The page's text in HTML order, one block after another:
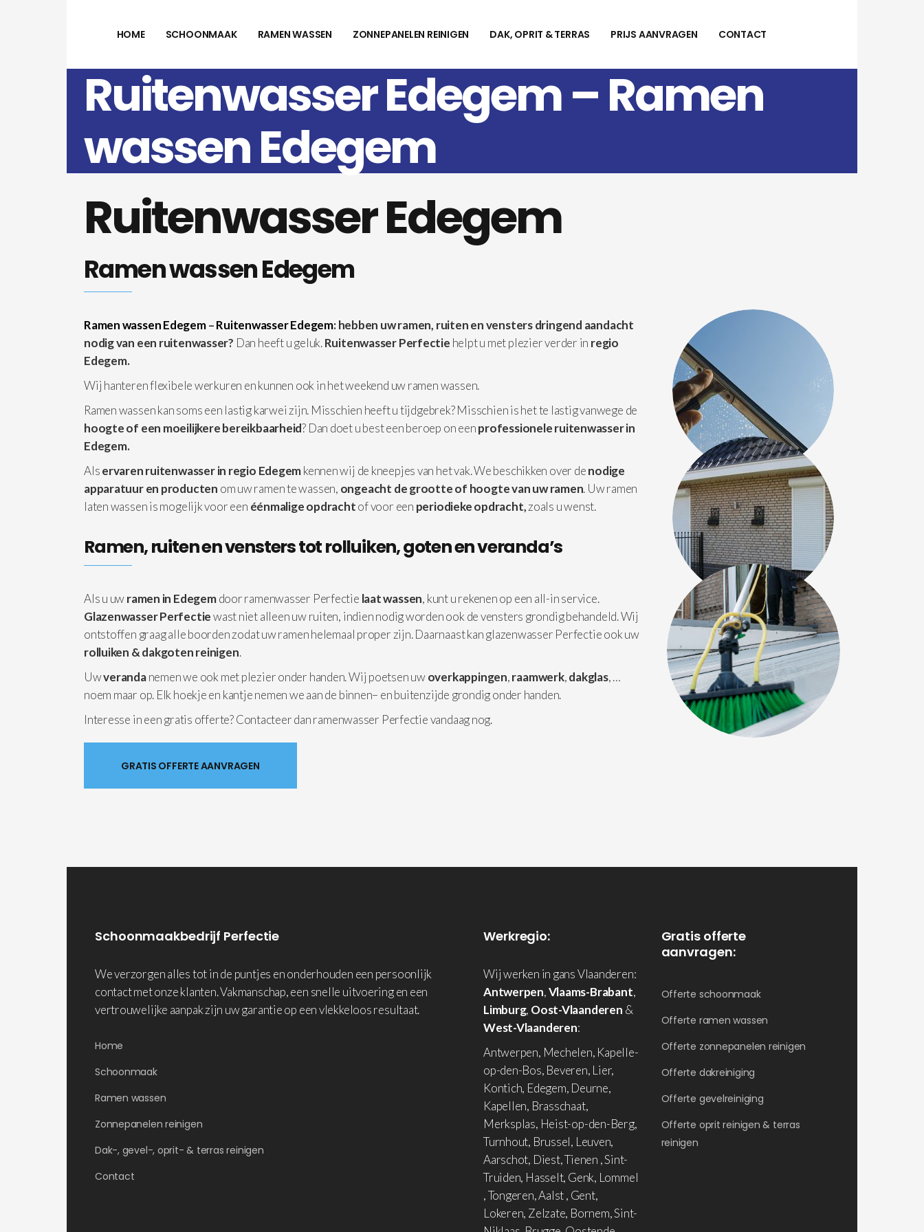
HOME SCHOONMAAK RAMEN WASSEN ZONNEPANELEN REINIGEN DAK, OPRIT & TERRAS PRIJS AANVRAGEN CONTACT
Ruitenwasser Edegem – Ramen
wassen Edegem
Ruitenwasser Edegem
Ramen wassen Edegem
Ramen wassen Edegem–Ruitenwasser Edegem: hebben uw ramen, ruiten en vensters dringend aandacht
nodig van een ruitenwasser? Dan heeft u geluk.Ruitenwasser Perfectie helpt u met plezier verder in regio
Edegem.
Wij hanteren flexibele werkuren en kunnen ook in het weekend uw ramen wassen.
Ramen wassen kan soms een lastig karwei zijn. Misschien heeft u tijdgebrek? Misschien is het te lastig vanwege de
hoogte of een moeilijkere bereikbaarheid? Dan doet u best een beroep on eenprofessioneleruitenwasser in
Edegem.
Alservaren ruitenwasser in regio Edegemkennen wij de kneepjes van het vak. We beschikken over denodige
apparatuuren producten om uw ramen te wassen, ongeacht de grootte of hoogte van uw ramen. Uw ramen
laten wassen is mogelijk voor een éénmalige opdrachtof voor een periodieke opdracht,zoals u wenst.
Ramen, ruiten en vensters tot rolluiken, goten en veranda’s
Als u uwramen in Edegemdoor ramenwasser Perfectie laat wassen, kunt u rekenen op een all-in service.
Glazenwasser Perfectiewast niet alleen uw ruiten, indien nodig worden ook de vensters grondig behandeld. Wij
ontstoffen graag alle boorden zodat uw ramen helemaal proper zijn. Daarnaast kan glazenwasser Perfectie ook uw
rolluiken & dakgoten reinigen.
Uwverandanemen we ook met plezier onder handen. Wij poetsen uwoverkappingen,raamwerk,dakglas, …
noem maar op. Elk hoekje en kantje nemen we aan de binnen– en buitenzijde grondig onder handen.
Interesse in een gratis offerte? Contacteer dan ramenwasser Perfectie vandaag nog.
GRATIS OFFERTE AANVRAGEN
Schoonmaakbedrijf Perfectie
We verzorgen alles tot in de puntjes en onderhouden een persoonlijk
contact met onze klanten. Vakmanschap, een snelle uitvoering en een
vertrouwelijke aanpak zijn uw garantie op een vlekkeloos resultaat.
Home
Schoonmaak
Ramen wassen
Zonnepanelen reinigen
Dak-, gevel-, oprit- & terras reinigen
Contact
Werkregio:
Wij werken in gans Vlaanderen:
Antwerpen,Vlaams-Brabant,
Limburg, Oost-Vlaanderen &
West-Vlaanderen:
Antwerpen, Mechelen, Kapelle-
op-den-Bos, Beveren, Lier,
Kontich, Edegem, Deurne,
Kapellen, Brasschaat,
Merksplas, Heist-op-den-Berg,
Turnhout, Brussel, Leuven,
Aarschot, Diest, Tienen , Sint-
Truiden, Hasselt, Genk, Lommel
, Tongeren, Aalst , Gent,
Lokeren, Zelzate, Bornem, Sint-
Gratis offerte
aanvragen:
Offerte schoonmaak
Offerte ramen wassen
Offerte zonnepanelen reinigen
Offerte dakreiniging
Offerte gevelreiniging
Offerte oprit reinigen & terras
reinigen